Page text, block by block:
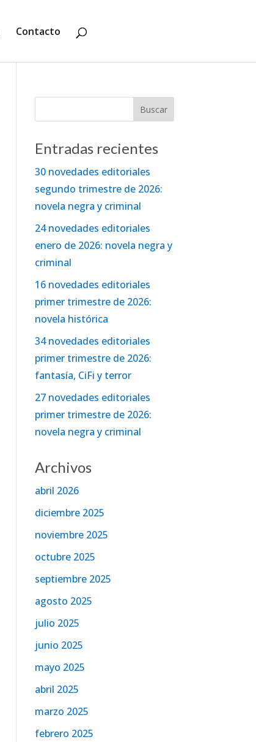
Contacto
Entradas recientes
30 novedades editoriales
segundo trimestre de 2026:
novela negra y criminal
24 novedades editoriales
enero de 2026: novela negra y
criminal
16 novedades editoriales
primer trimestre de 2026:
novela histórica
34 novedades editoriales
primer trimestre de 2026:
fantasía, CiFi y terror
27 novedades editoriales
primer trimestre de 2026:
novela negra y criminal
Archivos
abril 2026
diciembre 2025
noviembre 2025
octubre 2025
septiembre 2025
agosto 2025
julio 2025
junio 2025
mayo 2025
abril 2025
marzo 2025
febrero 2025